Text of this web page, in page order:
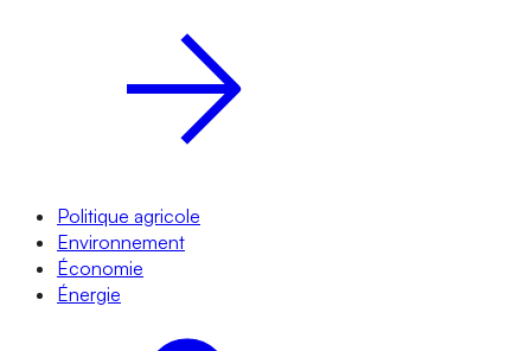
Politique agricole
Environnement
Économie
Énergie